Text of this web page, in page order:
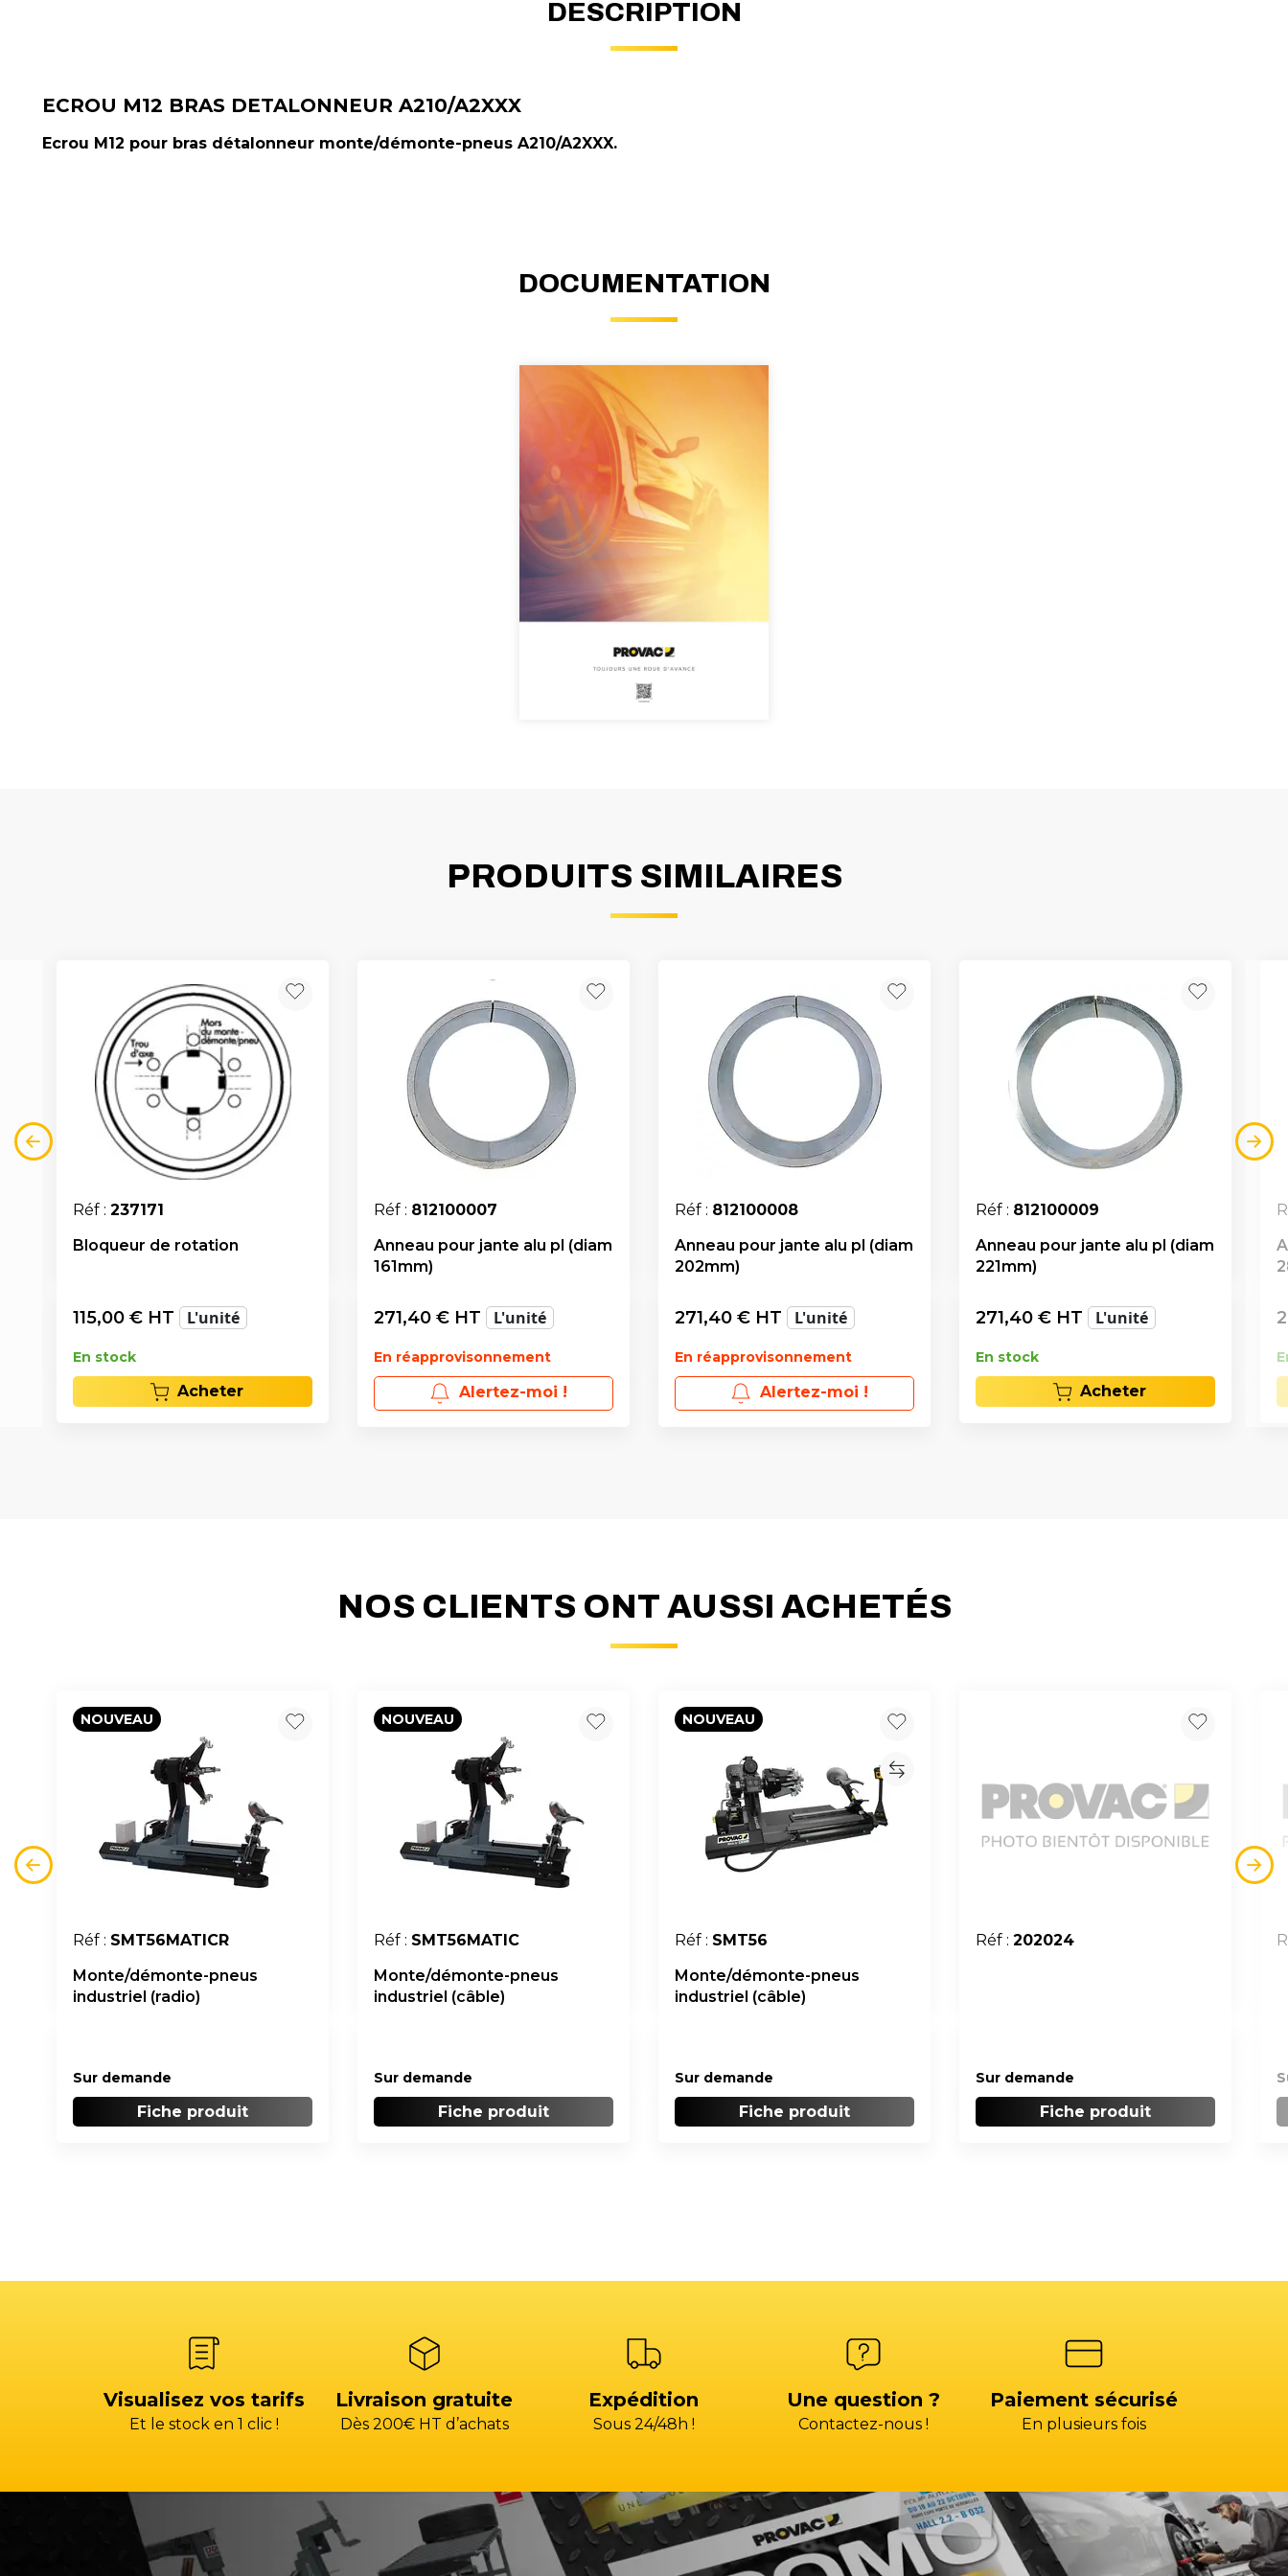
DESCRIPTION
ECROU M12 BRAS DETALONNEUR A210/A2XXX
Ecrou M12 pour bras détalonneur monte/démonte-pneus A210/A2XXX.
DOCUMENTATION
PRODUITS SIMILAIRES
Réf : 237171
Bloqueur de rotation
115,00 € HT L'unité
En stock
Acheter
Réf : 812100007
Anneau pour jante alu pl (diam
161mm)
271,40 € HT L'unité
En réapprovisonnement
Alertez-moi !
Réf : 812100008
Anneau pour jante alu pl (diam
202mm)
271,40 € HT L'unité
En réapprovisonnement
Alertez-moi !
Réf : 812100009
Anneau pour jante alu pl (diam
221mm)
271,40 € HT L'unité
En stock
Acheter
NOS CLIENTS ONT AUSSI ACHETÉS
NOUVEAU
Réf : SMT56MATICR
Monte/démonte-pneus
industriel (radio)
Sur demande
Fiche produit
NOUVEAU
Réf : SMT56MATIC
Monte/démonte-pneus
industriel (câble)
Sur demande
Fiche produit
NOUVEAU
Réf : SMT56
Monte/démonte-pneus
industriel (câble)
Sur demande
Fiche produit
Réf : 202024
Sur demande
Fiche produit
Visualisez vos tarifs
Et le stock en 1 clic !
Livraison gratuite
Dès 200€ HT d’achats
Expédition
Sous 24/48h !
Une question ?
Contactez-nous !
Paiement sécurisé
En plusieurs fois